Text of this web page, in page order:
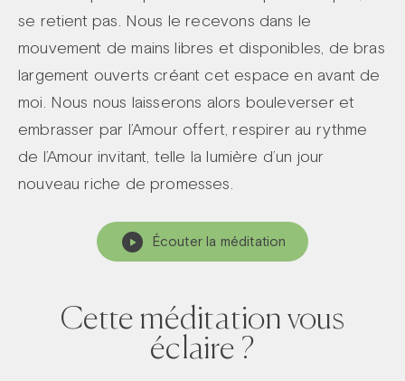
se retient pas. Nous le recevons dans le
mouvement de mains libres et disponibles, de bras
largement ouverts créant cet espace en avant de
moi. Nous nous laisserons alors bouleverser et
embrasser par l’Amour offert, respirer au rythme
de l’Amour invitant, telle la lumière d’un jour
nouveau riche de promesses.
Écouter la méditation
Cette méditation vous
éclaire ?